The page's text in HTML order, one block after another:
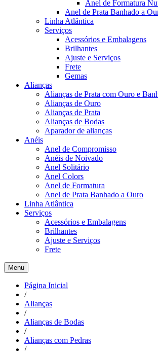
Anel de Formatura
Anel de Prata Banhado a
Linha Atlântica
Serviços
Acessórios e Embalagens
Brilhantes
Ajuste e Serviços
Frete
Gemas
Alianças
Alianças de Prata com Ouro e
Alianças de Ouro
Alianças de Prata
Alianças de Bodas
Aparador de alianças
Anéis
Anel de Compromisso
Anéis de Noivado
Anel Solitário
Anel Colors
Anel de Formatura
Anel de Prata Banhado a Ouro
Linha Atlântica
Serviços
Acessórios e Embalagens
Brilhantes
Ajuste e Serviços
Frete
Menu
Página Inicial
/
Alianças
/
Alianças de Bodas
/
Alianças com Pedras
/